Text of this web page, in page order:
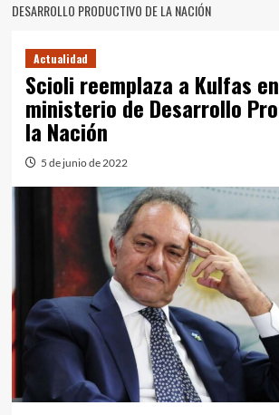
DESARROLLO PRODUCTIVO DE LA NACIÓN
Actualidad
Scioli reemplaza a Kulfas
ministerio de Desarrollo
la Nación
5 de junio de 2022